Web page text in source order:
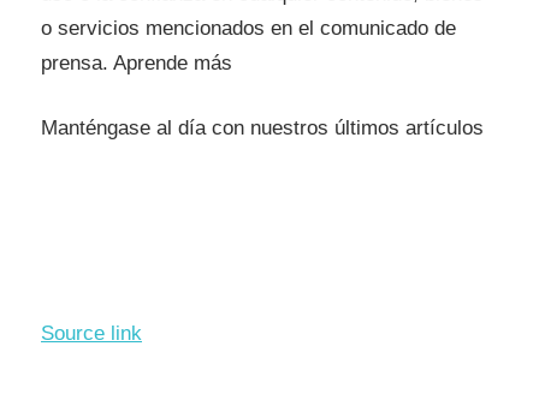
o servicios mencionados en el comunicado de
prensa. Aprende más
Manténgase al día con nuestros últimos artículos
Source link